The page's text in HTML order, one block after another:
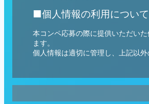
■個人情報の利用について
本コンペ応募の際に提供いただい
ます。
個人情報は適切に管理し、上記以